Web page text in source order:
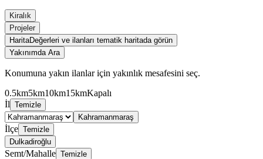
Kiralık
Projeler
HaritaDeğerleri ve ilanları tematik haritada görün
Yakınımda Ara
Konumuna yakın ilanlar için yakınlık mesafesini seç.
0.5km5km10km15kmKapalı
İl Temizle
Kahramanmaraş
İlçe Temizle
Dulkadiroğlu
Semt/Mahalle Temizle